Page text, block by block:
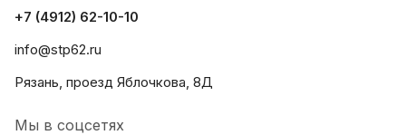
+7 (4912) 62-10-10
info@stp62.ru
Рязань, проезд Яблочкова, 8Д
Мы в соцсетях